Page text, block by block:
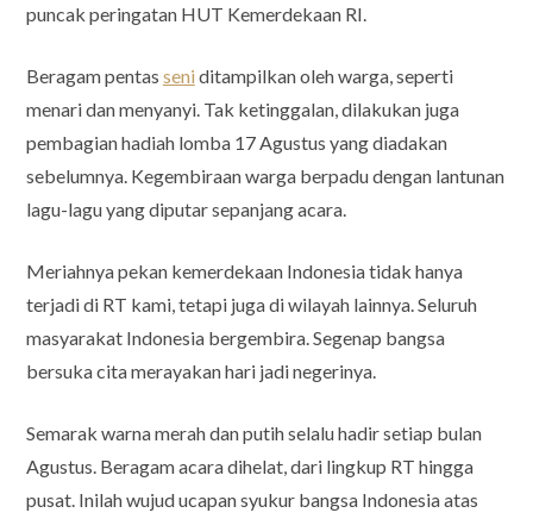
puncak peringatan HUT Kemerdekaan RI.
Beragam pentas seni ditampilkan oleh warga, seperti
menari dan menyanyi. Tak ketinggalan, dilakukan juga
pembagian hadiah lomba 17 Agustus yang diadakan
sebelumnya. Kegembiraan warga berpadu dengan lantunan
lagu-lagu yang diputar sepanjang acara.
Meriahnya pekan kemerdekaan Indonesia tidak hanya
terjadi di RT kami, tetapi juga di wilayah lainnya. Seluruh
masyarakat Indonesia bergembira. Segenap bangsa
bersuka cita merayakan hari jadi negerinya.
Semarak warna merah dan putih selalu hadir setiap bulan
Agustus. Beragam acara dihelat, dari lingkup RT hingga
pusat. Inilah wujud ucapan syukur bangsa Indonesia atas